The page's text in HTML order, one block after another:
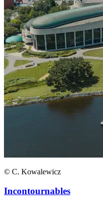
© C. Kowalewicz
Incontournables